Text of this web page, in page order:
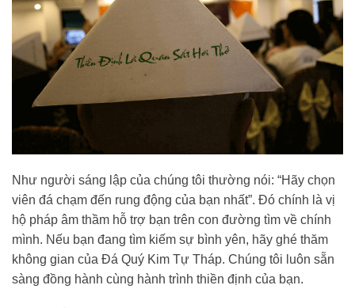
Như người sáng lập của chúng tôi thường nói: “Hãy chọn
viên đá chạm đến rung động của bạn nhất”. Đó chính là vị
hộ pháp âm thầm hỗ trợ bạn trên con đường tìm về chính
mình. Nếu bạn đang tìm kiếm sự bình yên, hãy ghé thăm
không gian của Đá Quý Kim Tự Tháp. Chúng tôi luôn sẵn
sàng đồng hành cùng hành trình thiền định của bạn.